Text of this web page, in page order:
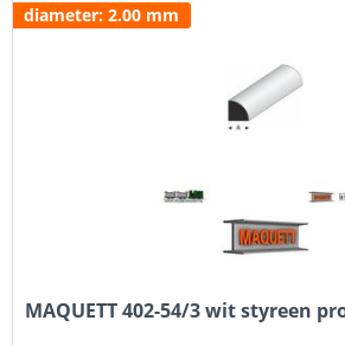
diameter: 2.00 mm
MAQUETT 402-54/3 wit styreen